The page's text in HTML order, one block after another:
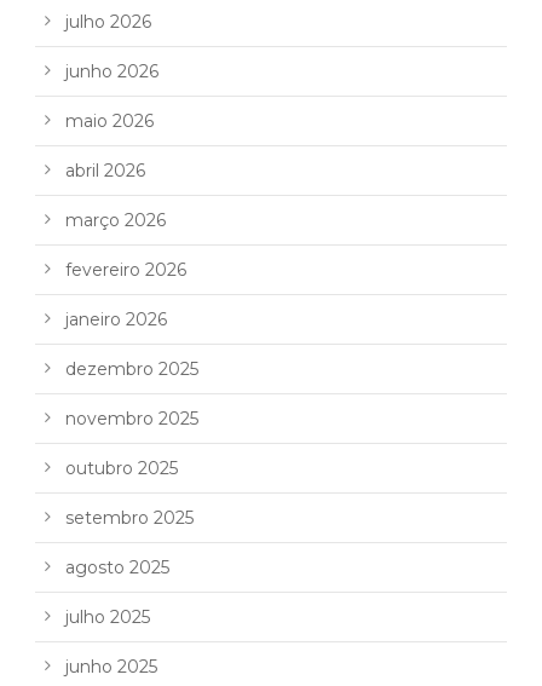
julho 2026
junho 2026
maio 2026
abril 2026
março 2026
fevereiro 2026
janeiro 2026
dezembro 2025
novembro 2025
outubro 2025
setembro 2025
agosto 2025
julho 2025
junho 2025